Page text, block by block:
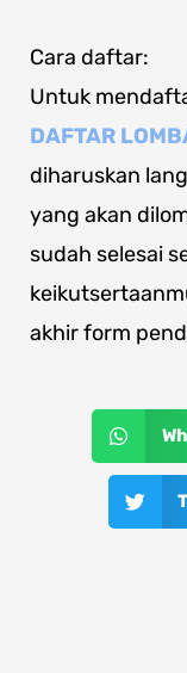
Cara daftar:
Untuk
DAFTAR
diharuskan
yang akan
sudah selesai
akhir form